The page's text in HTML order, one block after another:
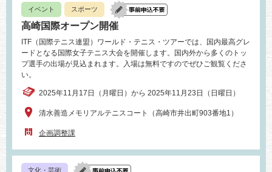
イベント スポーツ
高崎国際オープン開催
ITF（国際テニス連盟）ワールド・テニス・ツアーでは、国内最高グレ
ードとなる国際女子テニス大会を開催します。国内外から多くのトッ
プ選手の出場が見込まれます。入場は無料ですのでぜひご観覧くださ
い。
2025年11月17日（月曜日）から 2025年11月23日（日曜日）
清水善造メモリアルテニスコート（高崎市井出町903番地1）
企画調整課
文化・芸術